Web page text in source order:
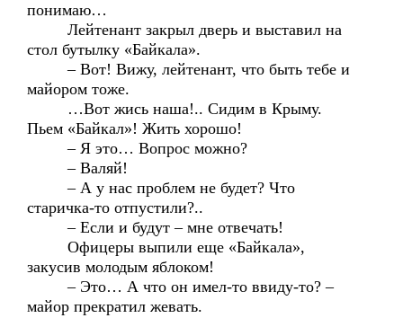
понимаю…
Лейтенант закрыл дверь и выставил на
стол бутылку «Байкала».
– Вот! Вижу, лейтенант, что быть тебе и
майором тоже.
…Вот жись наша!.. Сидим в Крыму.
Пьем «Байкал»! Жить хорошо!
– Я это… Вопрос можно?
– Валяй!
– А у нас проблем не будет? Что
старичка-то отпустили?..
– Если и будут – мне отвечать!
Офицеры выпили еще «Байкала»,
закусив молодым яблоком!
– Это… А что он имел-то ввиду-то? –
майор прекратил жевать.